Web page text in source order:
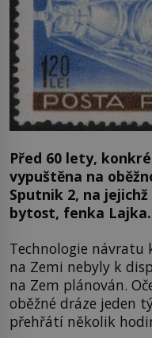
Před 60 lety,
vypuštěna na
Sputnik 2, na
bytost, fenka Lajka.
Technologie návratu
na Zemi nebyly k
na Zem plánován.
oběžné dráze jeden
přehřátí několik